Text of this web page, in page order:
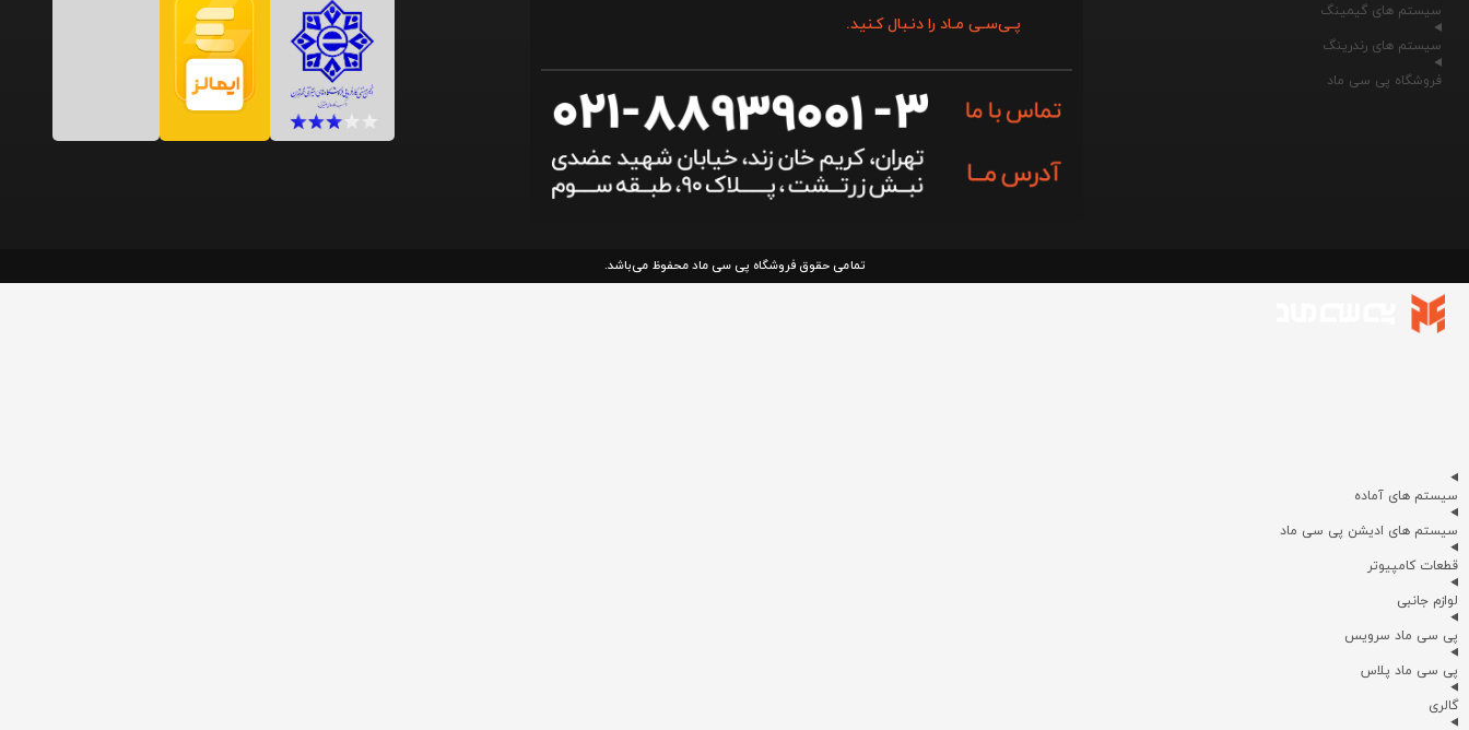
سیستم های گیمینگ
سیستم های رندرینگ
فروشگاه پی سی ماد
پـی‌سـی مـاد را دنـبال کـنید.
تمامی حقوق فروشگاه پی سی ماد محفوظ می‌باشد.
سیستم های آماده
سیستم های ادیشن پی سی ماد
قطعات کامپیوتر
لوازم جانبی
پی سی ماد سرویس
پی سی ماد پلاس
گالری